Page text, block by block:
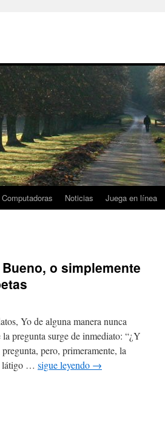
Computadoras Noticias Juega en línea
o simplemente
Yo de alguna manera nunca
pregunta surge de inmediato: “¿Y
pero, primeramente, la
látigo … sigue leyendo →